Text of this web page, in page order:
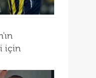
için